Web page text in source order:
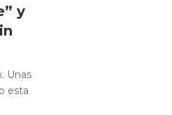
y
Unas
esta